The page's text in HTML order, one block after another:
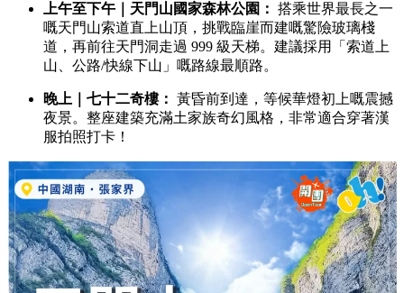
上午至下午｜天門山國家森林公園： 搭乘世界最長之一
嘅天門山索道直上山頂，挑戰臨崖而建嘅驚險玻璃棧
道，再前往天門洞走過 999 級天梯。建議採用「索道上
山、公路/快線下山」嘅路線最順路。
晚上｜七十二奇樓： 黃昏前到達，等候華燈初上嘅震撼
夜景。整座建築充滿土家族奇幻風格，非常適合穿著漢
服拍照打卡！